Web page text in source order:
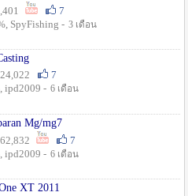
7
SpyFishing - 3 เดือน
7
ipd2009 - 6 เดือน
Mg/mg7
7
ipd2009 - 6 เดือน
XT 2011